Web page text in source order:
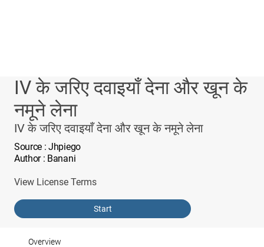
IV के जरिए दवाइयाँ देना और खून के
नमूने लेना
IV के जरिए दवाइयाँ देना और खून के नमूने लेना
Source : Jhpiego
Author: Banani
View License Terms
Start
Overview